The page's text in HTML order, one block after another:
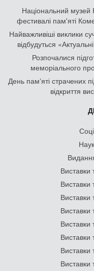
Національний музей
фестивалі пам'яті
Найважливіші виклики
відбудуться
Розпочалися
меморіального
День памʼяті страчених
відкриття
Виставки
Виставки
Виставки
Виставки
Виставки
Виставки
Виставки
Виставки